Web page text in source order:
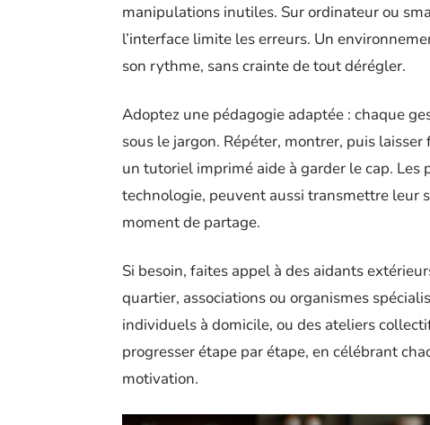
manipulations inutiles. Sur ordinateur ou
l’interface limite les erreurs. Un
son rythme, sans crainte de tout dérégler.
Adoptez une pédagogie adaptée : chaque
sous le jargon. Répéter, montrer, puis
un tutoriel imprimé aide à garder le cap. Les
technologie, peuvent aussi transmettre leur
moment de partage.
Si besoin, faites appel à des aidants
quartier, associations ou organismes
individuels à domicile, ou des ateliers
progresser étape par étape, en célébrant
motivation.